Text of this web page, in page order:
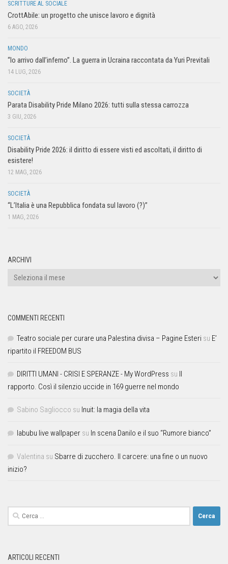
SCRITTURE AL SOCIALE
CrottAbile: un progetto che unisce lavoro e dignità
6 AGO, 2026
MONDO
“Io arrivo dall’inferno”. La guerra in Ucraina raccontata da Yuri Previtali
14 LUG, 2026
SOCIETÀ
Parata Disability Pride Milano 2026: tutti sulla stessa carrozza
3 GIU, 2026
SOCIETÀ
Disability Pride 2026: il diritto di essere visti ed ascoltati, il diritto di
esistere!
12 MAG, 2026
SOCIETÀ
“L’Italia è una Repubblica fondata sul lavoro (?)”
1 MAG, 2026
ARCHIVI
COMMENTI RECENTI
Teatro sociale per curare una Palestina divisa – Pagine Esteri su E’
ripartito il FREEDOM BUS
DIRITTI UMANI - CRISI E SPERANZE - My WordPress su Il
rapporto. Così il silenzio uccide in 169 guerre nel mondo
Sabino Sagliocco su Inuit: la magia della vita
labubu live wallpaper su In scena Danilo e il suo “Rumore bianco”
Valentina su Sbarre di zucchero. Il carcere: una fine o un nuovo
inizio?
ARTICOLI RECENTI